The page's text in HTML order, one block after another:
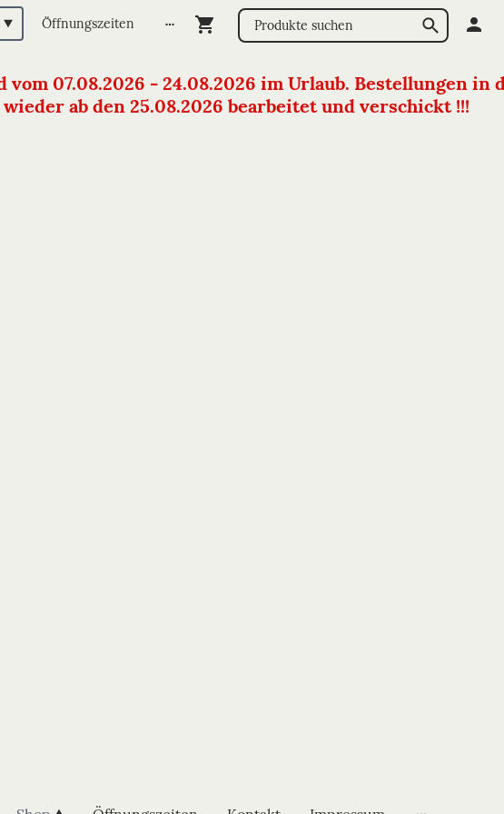
Öffnungszeiten
vom 07.08.2026 - 24.08.2026 im Urlaub. Bestellungen in
ab den 25.08.2026 bearbeitet und verschickt !!!